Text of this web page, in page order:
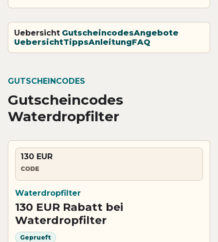
Uebersicht GutscheincodesAngebote
UebersichtTippsAnleitungFAQ
GUTSCHEINCODES
Gutscheincodes
Waterdropfilter
130 EUR
CODE
Waterdropfilter
130 EUR Rabatt bei
Waterdropfilter
Geprueft